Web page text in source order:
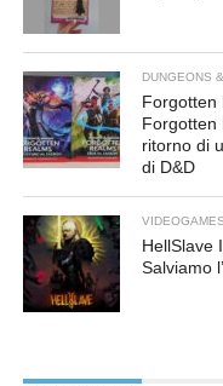
DUNGEONS
Forgotten
Forgotten
ritorno di
di D&D
VIDEOGAMES
HellSlave
Salviamo